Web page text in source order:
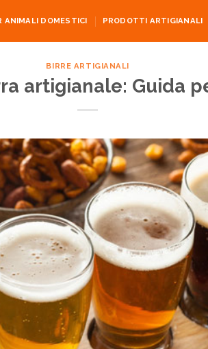
ANIMALI DOMESTICI PRODOTTI ARTIGIANALI
BIRRE ARTIGIANALI
artigianale: Guida